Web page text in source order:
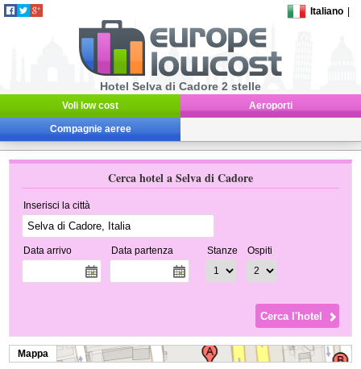
Italiano
Hotel Selva di Cadore 2 stelle
Voli low cost Aeroporti
Compagnie aeree
Cerca hotel a Selva di Cadore
Inserisci la città
Data arrivo Data partenza Stanze Ospiti
Mappa